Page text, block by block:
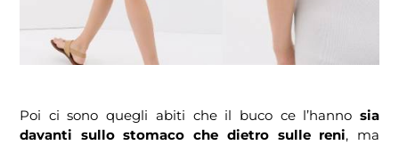
Poi ci sono quegli abiti che il buco ce l’hanno sia
davanti sullo stomaco che dietro sulle reni, ma